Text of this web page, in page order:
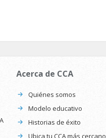
Acerca de CCA
Quiénes somos
Modelo educativo
Historias de éxito
Ubica tu CCA más cercano